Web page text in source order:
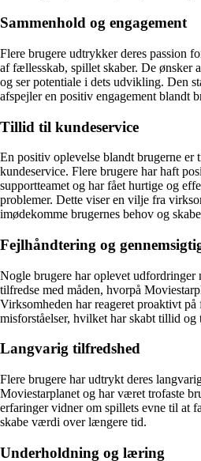
Sammenhold og engagement
Flere brugere udtrykker deres passion
af fællesskab, spillet skaber. De ønsker
og ser potentiale i dets udvikling. Den
afspejler en positiv engagement blandt
Tillid til kundeservice
En positiv oplevelse blandt brugerne
kundeservice. Flere brugere har haft
supportteamet og har fået hurtige og
problemer. Dette viser en vilje fra
imødekomme brugernes behov og
Fejlhåndtering og
Nogle brugere har oplevet udfordringer
tilfredse med måden, hvorpå
Virksomheden har reageret proaktivt
misforståelser, hvilket har skabt tillid og
Langvarig tilfredshed
Flere brugere har udtrykt deres
Moviestarplanet og har været trofaste
erfaringer vidner om spillets evne til at
skabe værdi over længere tid.
Underholdning og læring